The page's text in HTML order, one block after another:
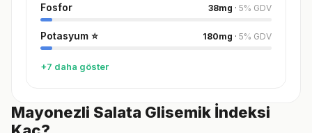
Fosfor 38mg · 5% GDV
Potasyum ⭐ 180mg · 5% GDV
+7 daha göster
Mayonezli Salata Glisemik İndeksi